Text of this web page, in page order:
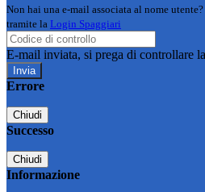
Non hai una e-mail associata al nome
tramite la Login Spaggiari
E-mail inviata, si prega di controllare
Errore
Chiudi
Successo
Chiudi
Informazione